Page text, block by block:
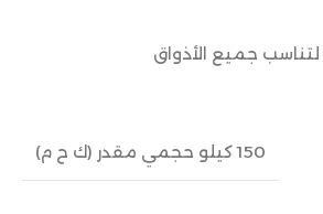
جميع الأذواق
150 كيلو حجمي مقدر (ك ح م)